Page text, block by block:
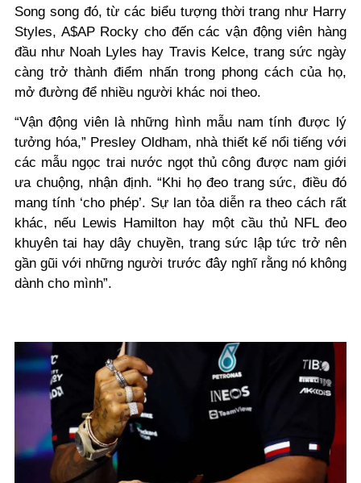
Song song đó, từ các biểu tượng thời trang như Harry
Styles, A$AP Rocky cho đến các vận động viên hàng
đầu như Noah Lyles hay Travis Kelce, trang sức ngày
càng trở thành điểm nhấn trong phong cách của họ,
mở đường để nhiều người khác noi theo.
“Vận động viên là những hình mẫu nam tính được lý
tưởng hóa,” Presley Oldham, nhà thiết kế nổi tiếng với
các mẫu ngọc trai nước ngọt thủ công được nam giới
ưa chuộng, nhận định. “Khi họ đeo trang sức, điều đó
mang tính ‘cho phép’. Sự lan tỏa diễn ra theo cách rất
khác, nếu Lewis Hamilton hay một cầu thủ NFL đeo
khuyên tai hay dây chuyền, trang sức lập tức trở nên
gần gũi với những người trước đây nghĩ rằng nó không
dành cho mình”.